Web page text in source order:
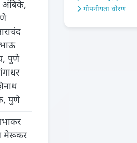
अंबिके,
पुणे
पुणे
मेरूकर
गोपनीयता धोरण